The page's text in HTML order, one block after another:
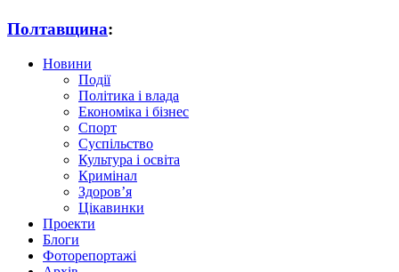
Полтавщина:
Новини
Події
Політика і влада
Економіка і бізнес
Спорт
Суспільство
Культура і освіта
Кримінал
Здоров’я
Цікавинки
Проекти
Блоги
Фоторепортажі